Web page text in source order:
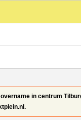
in centrum